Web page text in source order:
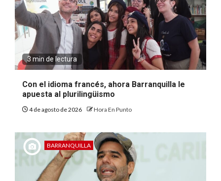
3 min de lectura
Con el idioma francés, ahora Barranquilla le
apuesta al plurilingüismo
4 de agosto de 2026 Hora En Punto
BARRANQUILLA